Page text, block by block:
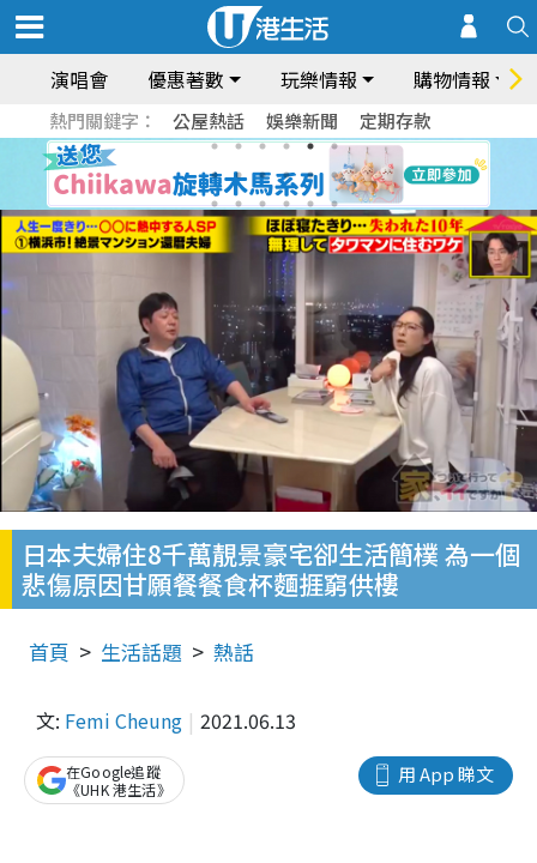
演唱會 優惠著數 玩樂情報 購物情報
熱門關鍵字： 公屋熱話 娛樂新聞 定期存款
日本夫婦住8千萬靚景豪宅卻生活簡樸 為一個
悲傷原因甘願餐餐食杯麵捱窮供樓
首頁 生活話題 熱話
文: Femi Cheung 2021.06.13
用 App 睇文
在Google追蹤
《UHK 港生活》